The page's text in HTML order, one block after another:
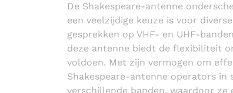
De Shakespeare-antenne
een veelzijdige keuze is voor
gesprekken op VHF- en UHF-
deze antenne biedt de flexibiliteit
voldoen. Met zijn vermogen om
Shakespeare-antenne operators
verschillende banden, waardoor ze